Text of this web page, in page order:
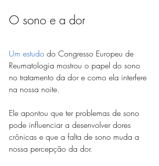
O sono e a dor
Um estudo do Congresso Europeu de
Reumatologia mostrou o papel do sono
no tratamento da dor e como ela interfere
na nossa noite.
Ele apontou que ter problemas de sono
pode influenciar a desenvolver dores
crônicas e que a falta de sono muda a
nossa percepção da dor.